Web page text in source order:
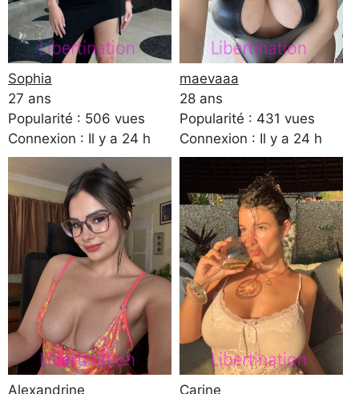
Sophia
27 ans
Popularité : 506 vues
Connexion : Il y a 24 h
maevaaa
28 ans
Popularité : 431 vues
Connexion : Il y a 24 h
Alexandrine
Carine